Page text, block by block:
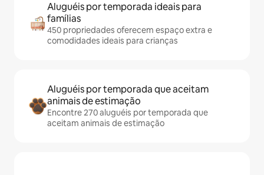
Aluguéis por temporada ideais para
famílias
450 propriedades oferecem espaço extra e
comodidades ideais para crianças
Aluguéis por temporada que aceitam
animais de estimação
Encontre 270 aluguéis por temporada que
aceitam animais de estimação